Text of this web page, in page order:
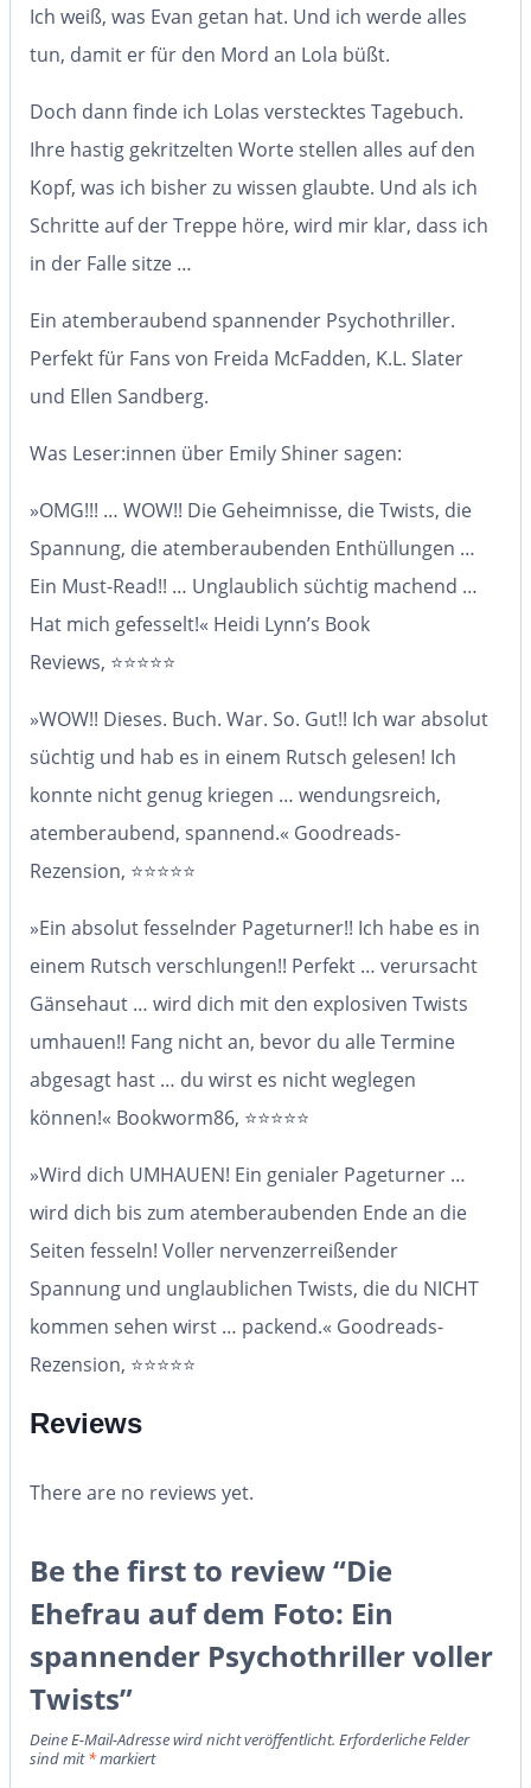
Ich weiß, was Evan getan hat. Und ich werde alles
tun, damit er für den Mord an Lola büßt.
Doch dann finde ich Lolas verstecktes Tagebuch.
Ihre hastig gekritzelten Worte stellen alles auf den
Kopf, was ich bisher zu wissen glaubte. Und als ich
Schritte auf der Treppe höre, wird mir klar, dass ich
in der Falle sitze …
Ein atemberaubend spannender Psychothriller.
Perfekt für Fans von Freida McFadden, K.L. Slater
und Ellen Sandberg.
Was Leser:innen über Emily Shiner sagen:
»OMG!!! … WOW!! Die Geheimnisse, die Twists, die
Spannung, die atemberaubenden Enthüllungen …
Ein Must-Read!! … Unglaublich süchtig machend …
Hat mich gefesselt!« Heidi Lynn’s Book
Reviews, ⭐⭐⭐⭐⭐
»WOW!! Dieses. Buch. War. So. Gut!! Ich warabsolut
süchtig und hab es in einem Rutsch gelesen! Ich
konnte nicht genug kriegen … wendungsreich,
atemberaubend, spannend.« Goodreads-
Rezension, ⭐⭐⭐⭐⭐
»Ein absolut fesselnder Pageturner!! Ich habe es in
einem Rutsch verschlungen!! Perfekt … verursacht
Gänsehaut … wird dich mit den explosiven Twists
umhauen!! Fang nicht an, bevor du alle Termine
abgesagt hast … du wirst es nicht weglegen
können!« Bookworm86, ⭐⭐⭐⭐⭐
»Wird dich UMHAUEN! Ein genialer Pageturner …
wird dich bis zum atemberaubenden Ende an die
Seiten fesseln! Voller nervenzerreißender
Spannung und unglaublichen Twists, die du NICHT
kommen sehen wirst … packend.« Goodreads-
Rezension, ⭐⭐⭐⭐⭐
Reviews
There are no reviews yet.
Be the first to review “Die
Ehefrau auf dem Foto: Ein
spannender Psychothriller voller
Twists”
Deine E-Mail-Adresse wird nicht veröffentlicht. Erforderliche Felder
sind mit*markiert